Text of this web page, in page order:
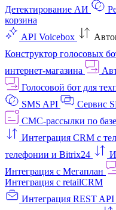
Детектирование АИ
корзина
API Voicebox
Конструктор голосовых
интернет‑магазина
Голосовой бот для
SMS API
Сервис
СМС-рассылки по
Интеграция CRM с
телефонии и Bitrix24
Интеграция с Мегаплан
Интеграция с retailCRM
Интеграция REST API